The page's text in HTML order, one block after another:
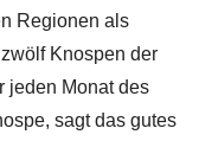
Regionen als
Knospen der
jeden Monat des
sagt das gutes